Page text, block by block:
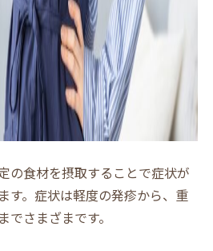
の食材を摂取することで症状が
す。症状は軽度の発疹から、重
さまざまです。